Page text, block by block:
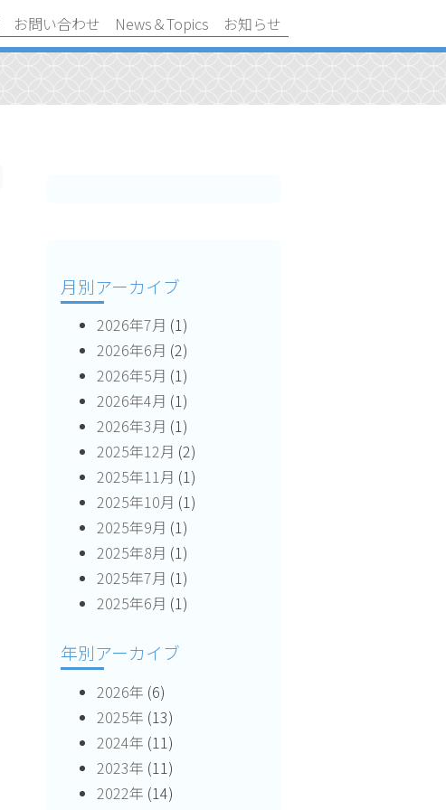
お問い合わせ News＆Topics お知らせ
月別アーカイブ
2026年7月 (1)
2026年6月 (2)
2026年5月 (1)
2026年4月 (1)
2026年3月 (1)
2025年12月 (2)
2025年11月 (1)
2025年10月 (1)
2025年9月 (1)
2025年8月 (1)
2025年7月 (1)
2025年6月 (1)
年別アーカイブ
2026年 (6)
2025年 (13)
2024年 (11)
2023年 (11)
2022年 (14)